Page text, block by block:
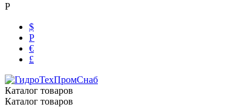
Р
$
Р
€
£
Каталог товаров
Каталог товаров